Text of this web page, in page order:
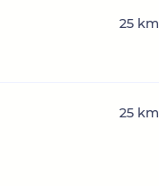
25 km
25 km